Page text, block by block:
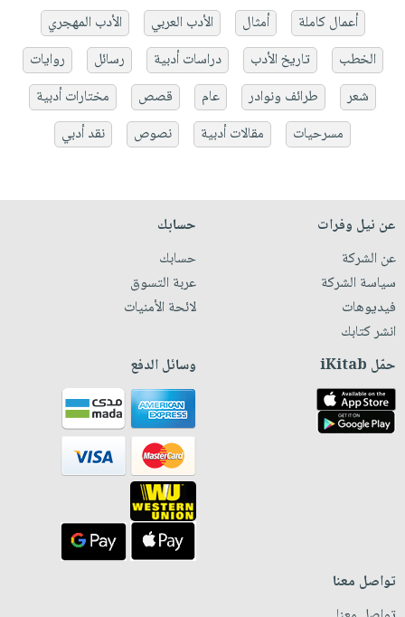
أعمال كاملة
أمثال الأدب العربي
الأدب المهجري
الخطب
تاريخ الأدب دراسات أدبية رسائل
روايات
شعر
طرائف ونوادر عام قصص
مختارات أدبية
مسرحيات
مقالات أدبية نصوص نقد أدبي
عن نيل وفرات
عن الشركة
سياسة الشركة
فيديوهات
انشر كتابك
حسابك
حسابك
عربة التسوق
لائحة الأمنيات
حمّل iKitab وسائل الدفع
تواصل معنا